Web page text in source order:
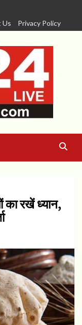
Us Privacy Policy
का रखें ध्यान,